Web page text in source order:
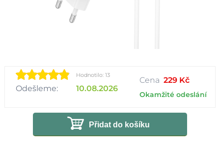
Hodnotilo: 13
Odešleme: 10.08.2026
Cena 229 Kč
Okamžité odeslání
Přidat do košíku